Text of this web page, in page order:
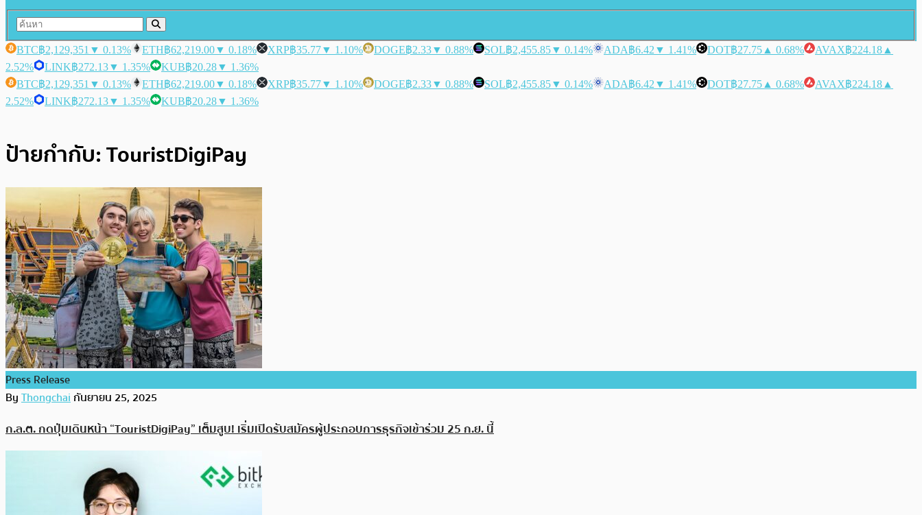
BTC฿2,129,351 ▼ 0.13% ETH฿62,219.00▼ 0.18% XRP฿35.77▼ 1.10% DOGE฿2.33▼ 0.88% SOL฿2,455.85▼ 0.14% ADA฿6.42 ▼ 1.41% DOT฿27.75 ▲ 0.68% AVAX฿224.18 ▲
2.52%
LINK฿272.13▼ 1.35% KUB฿20.28▼ 1.36%
BTC฿2,129,351 ▼ 0.13% ETH฿62,219.00▼ 0.18% XRP฿35.77▼ 1.10% DOGE฿2.33▼ 0.88% SOL฿2,455.85▼ 0.14% ADA฿6.42 ▼ 1.41% DOT฿27.75 ▲ 0.68% AVAX฿224.18 ▲
2.52%
LINK฿272.13▼ 1.35% KUB฿20.28▼ 1.36%
ป้ายกำกับ:TouristDigiPay
Press Release
ByThongchaiกันยายน 25, 2025
ก.ล.ต. กดปุ่มเดินหน้า “TouristDigiPay” เต็มสูบ! เริ่มเปิดรับสมัครผู้ประกอบการธุรกิจเข้าร่วม 25 ก.ย. นี้